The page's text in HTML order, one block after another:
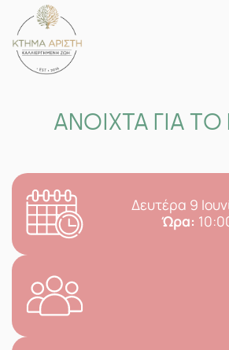
content
ΑΝΟΙΧΤΑ ΓΙΑ
Δευτέρα 9
Ώρα: